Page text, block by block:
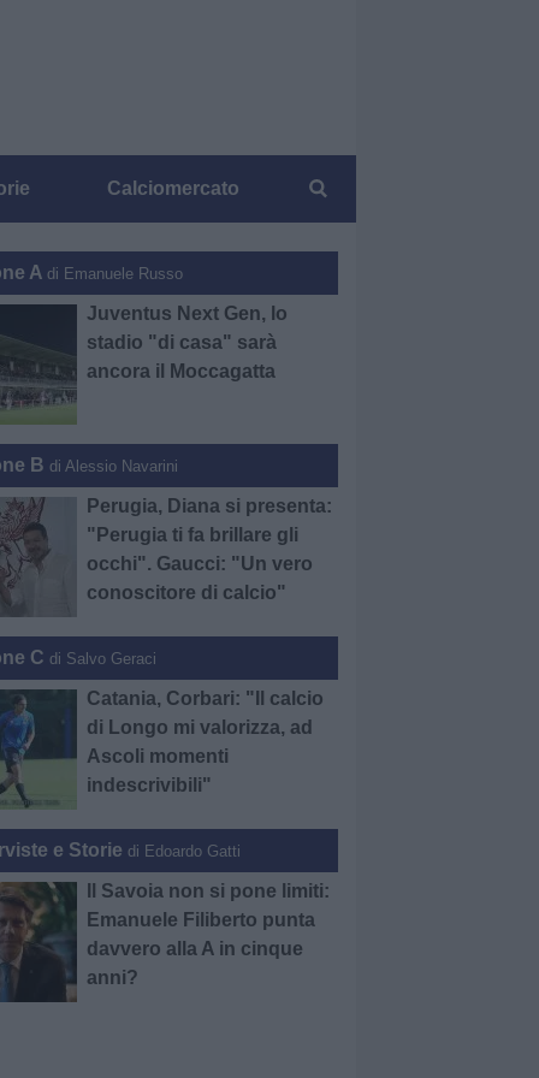
Calciomercato
A di Emanuele Russo
Juventus Next Gen, lo
stadio "di casa" sarà
ancora il Moccagatta
B di Alessio Navarini
Perugia, Diana si presenta:
"Perugia ti fa brillare gli
occhi". Gaucci: "Un vero
conoscitore di calcio"
C di Salvo Geraci
Catania, Corbari: "Il calcio
di Longo mi valorizza, ad
Ascoli momenti
indescrivibili"
e Storie di Edoardo Gatti
Il Savoia non si pone limiti:
Emanuele Filiberto punta
davvero alla A in cinque
anni?